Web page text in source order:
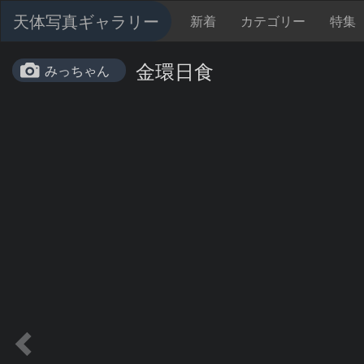
天体写真ギャラリー 新着 カテゴリー 特集
みっちゃん 金環日食